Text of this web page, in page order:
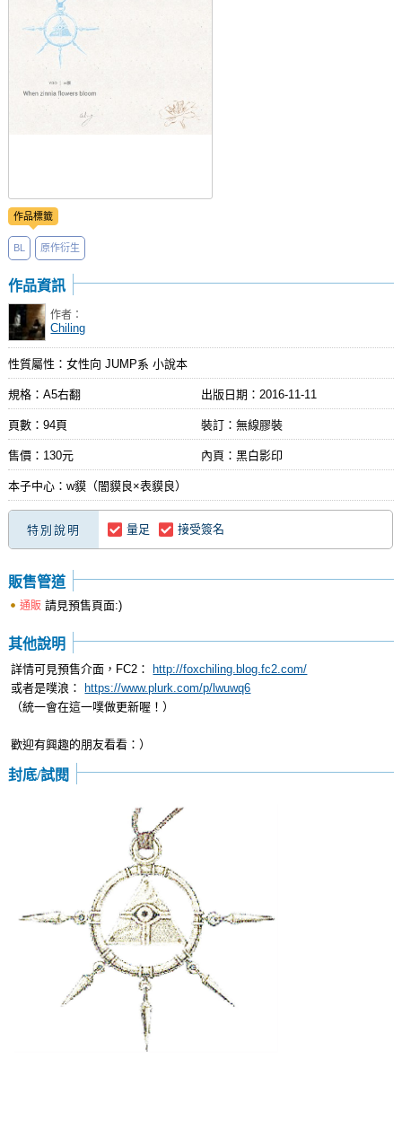
作品標籤
BL 原作衍生
作品資訊
作者：
Chiling
性質屬性：女性向 JUMP系 小說本
規格：A5右翻 出版日期： 2016-11-11
頁數：94頁 裝訂：無線膠裝
售價：130元 內頁：黑白影印
本子中心：w貘（闇貘良×表貘良）
特別說明 量足 接受簽名
販售管道
通販 請見預售頁面:)
其他說明
詳情可見預售介面，FC2：
http://foxchiling.blog.fc2.com/
或者是噗浪：
https://www.plurk.com/p/lwuwq6
（統一會在這一噗做更新喔！）
歡迎有興趣的朋友看看：）
封底/試閱